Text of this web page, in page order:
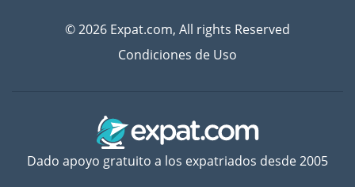
© 2026 Expat.com, All rights Reserved
Condiciones de Uso
Dado apoyo gratuito a los expatriados desde 2005